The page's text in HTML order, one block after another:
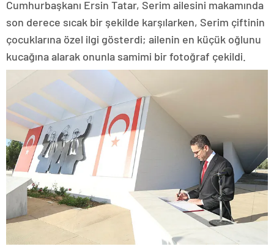
Cumhurbaşkanı Ersin Tatar, Serim ailesini makamında
son derece sıcak bir şekilde karşılarken, Serim çiftinin
çocuklarına özel ilgi gösterdi; ailenin en küçük oğlunu
kucağına alarak onunla samimi bir fotoğraf çekildi.